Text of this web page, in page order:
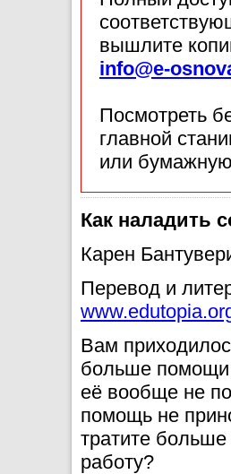
вышлите
info@e-
Посмотреть
главной
или
Как наладить
Карен
Перевод и
Вам
больше помощи
её вообще не
помощь не
тратите
работу?